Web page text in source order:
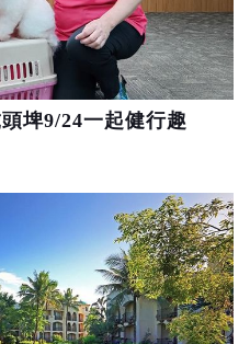
埤9/24一起健行趣